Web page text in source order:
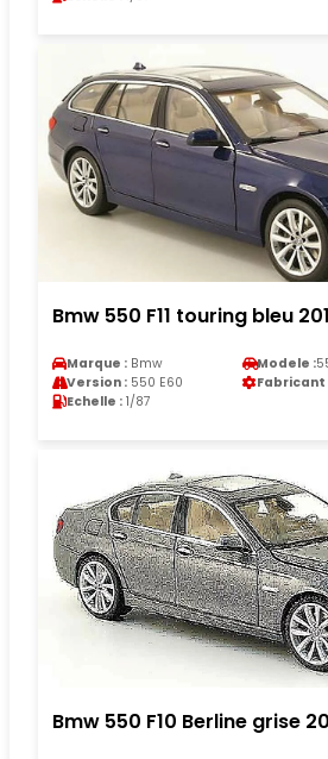
Bmw 550 F11 touring bleu
Marque : Bmw Modele :
Version : 550 E60 Fabricant
Echelle : 1/87
Bmw 550 F10 Berline grise